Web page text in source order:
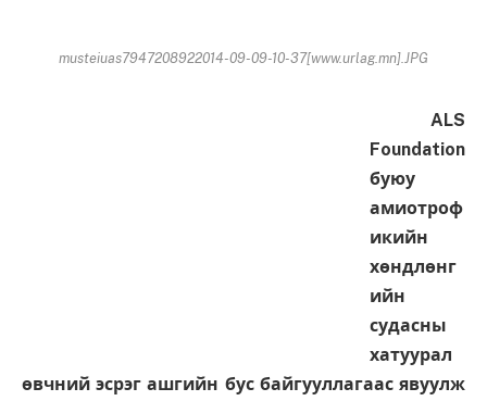
musteiuas7947208922014-09-09-10-37[www.urlag.mn].JPG
ALS
Foundation
буюу
амиотроф
икийн
хөндлөнг
ийн
судасны
хатуурал
өвчний эсрэг ашгийн бус байгууллагаас явуулж